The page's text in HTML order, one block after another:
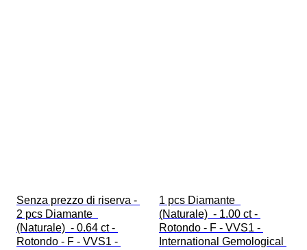
Senza prezzo di riserva -
2 pcs Diamante
(Naturale)  - 0.64 ct -
Rotondo - F - VVS1 -
1 pcs Diamante
(Naturale)  - 1.00 ct -
Rotondo - F - VVS1 -
International Gemological